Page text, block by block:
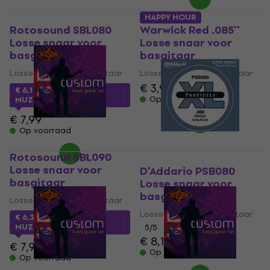
Rotosound SBL080
Losse snaar voor
basgitaar
Losse snaar voor basgitaar
€ 6,14met code
MUZMUZ-20
€ 7,99
Op voorraad
Warwick Red .085''
Losse snaar voor
basgitaar
Losse snaar voor basgitaar
€ 3,99€ 4,79
Op voorraad
Rotosound SBL090
Losse snaar voor
basgitaar
Losse snaar voor basgitaar
€ 6,39met code
MUZMUZ-20
€ 7,99
Op voorraad
HAPPY HOUR
D'Addario PSB080
Losse snaar voor
basgitaar
Losse snaar voor basgitaar
5/5
€ 8,19
Op voorraad